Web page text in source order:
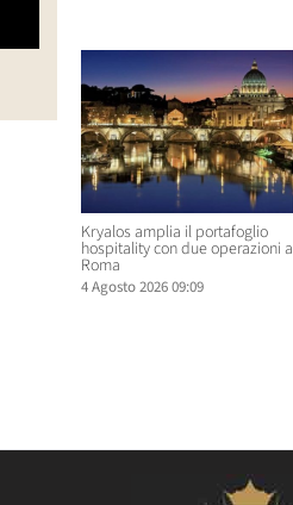
Kryalos amplia il portafoglio
hospitality con due operazioni a
Roma
4 Agosto 2026 09:09